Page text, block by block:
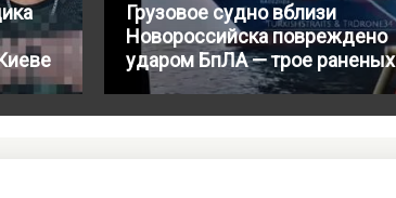
Грузовое судно вблизи
Новороссийска повреждено
ударом БпЛА — трое раненых